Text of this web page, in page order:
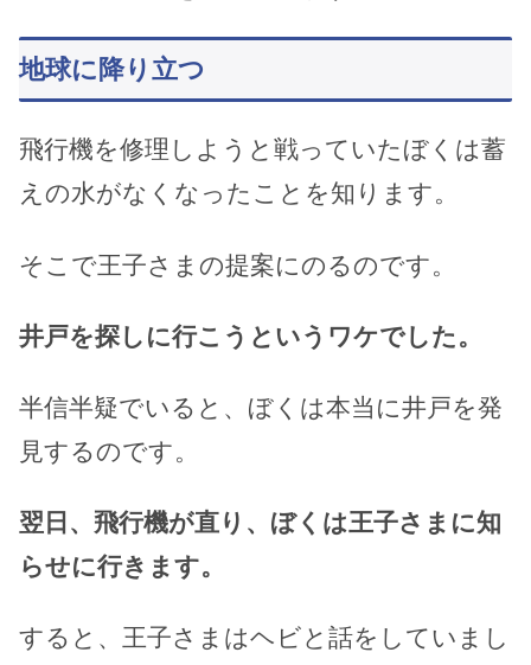
地球に降り立つ
飛行機を修理しようと戦っていたぼくは蓄
えの水がなくなったことを知ります。
そこで王子さまの提案にのるのです。
井戸を探しに行こうというワケでした。
半信半疑でいると、ぼくは本当に井戸を発
見するのです。
翌日、飛行機が直り、ぼくは王子さまに知
らせに行きます。
すると、王子さまはヘビと話をしていまし